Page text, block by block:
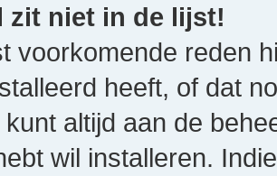
zit niet in de lijst!
voorkomende reden
heeft, of dat
altijd aan de
wil installeren.